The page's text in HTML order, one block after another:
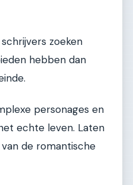
zoeken
hebben dan
personages en
echte leven. Laten
de romantische